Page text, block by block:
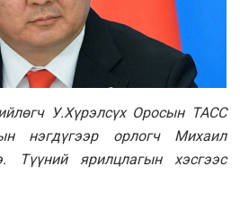
У.Хүрэлсүх Оросын ТАСС
нэгдүгээр орлогч Михаил
Түүний ярилцлагын хэсгээс